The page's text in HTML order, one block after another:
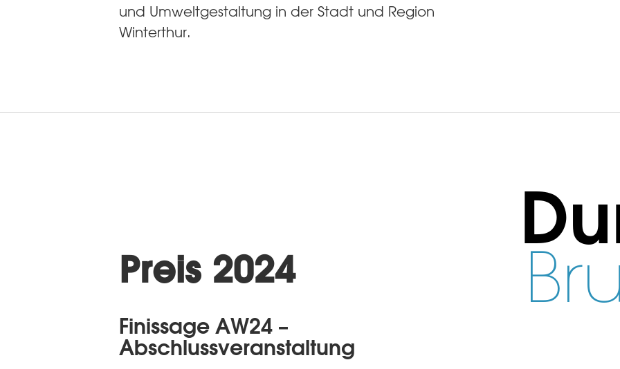
und Umweltgestaltung in der Stadt und Region
Winterthur.
Preis 2024
Finissage AW24 –
Abschlussveranstaltung